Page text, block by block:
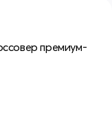
премиум-